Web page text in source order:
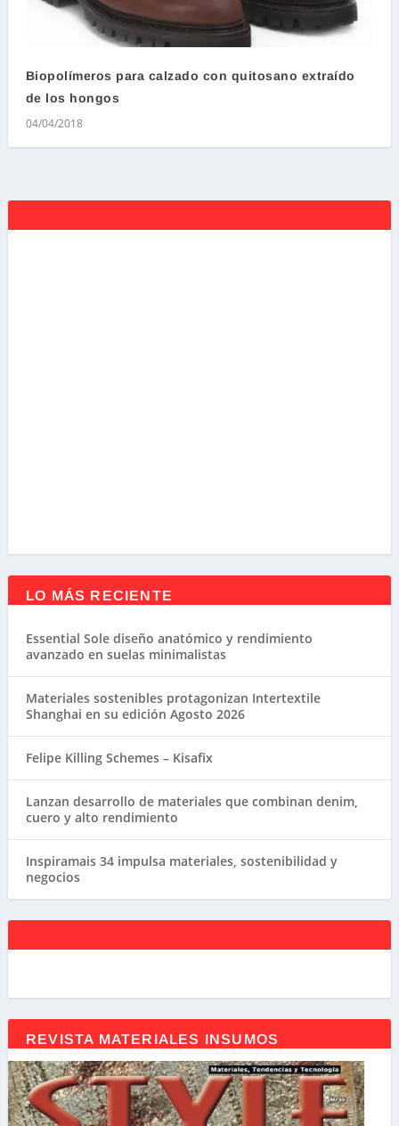
Biopolímeros para calzado con quitosano extraído
de los hongos
04/04/2018
LO MÁS RECIENTE
Essential Sole diseño anatómico y rendimiento
avanzado en suelas minimalistas
Materiales sostenibles protagonizan Intertextile
Shanghai en su edición Agosto 2026
Felipe Killing Schemes – Kisafix
Lanzan desarrollo de materiales que combinan denim,
cuero y alto rendimiento
Inspiramais 34 impulsa materiales, sostenibilidad y
negocios
REVISTA MATERIALES INSUMOS